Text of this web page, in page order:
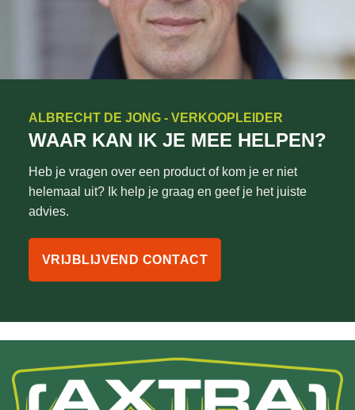
ALBRECHT DE JONG - VERKOOPLEIDER
WAAR KAN IK JE MEE HELPEN?
Heb je vragen over een product of kom je er niet
helemaal uit? Ik help je graag en geef je het juiste
advies.
VRIJBLIJVEND CONTACT